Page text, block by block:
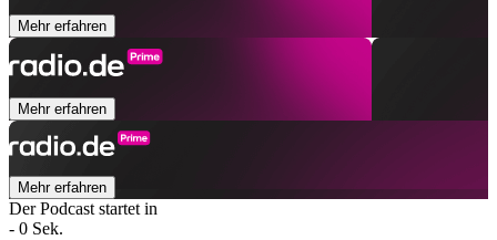
Mehr erfahren
Mehr erfahren
Mehr erfahren
Der Podcast startet in
- 0 Sek.